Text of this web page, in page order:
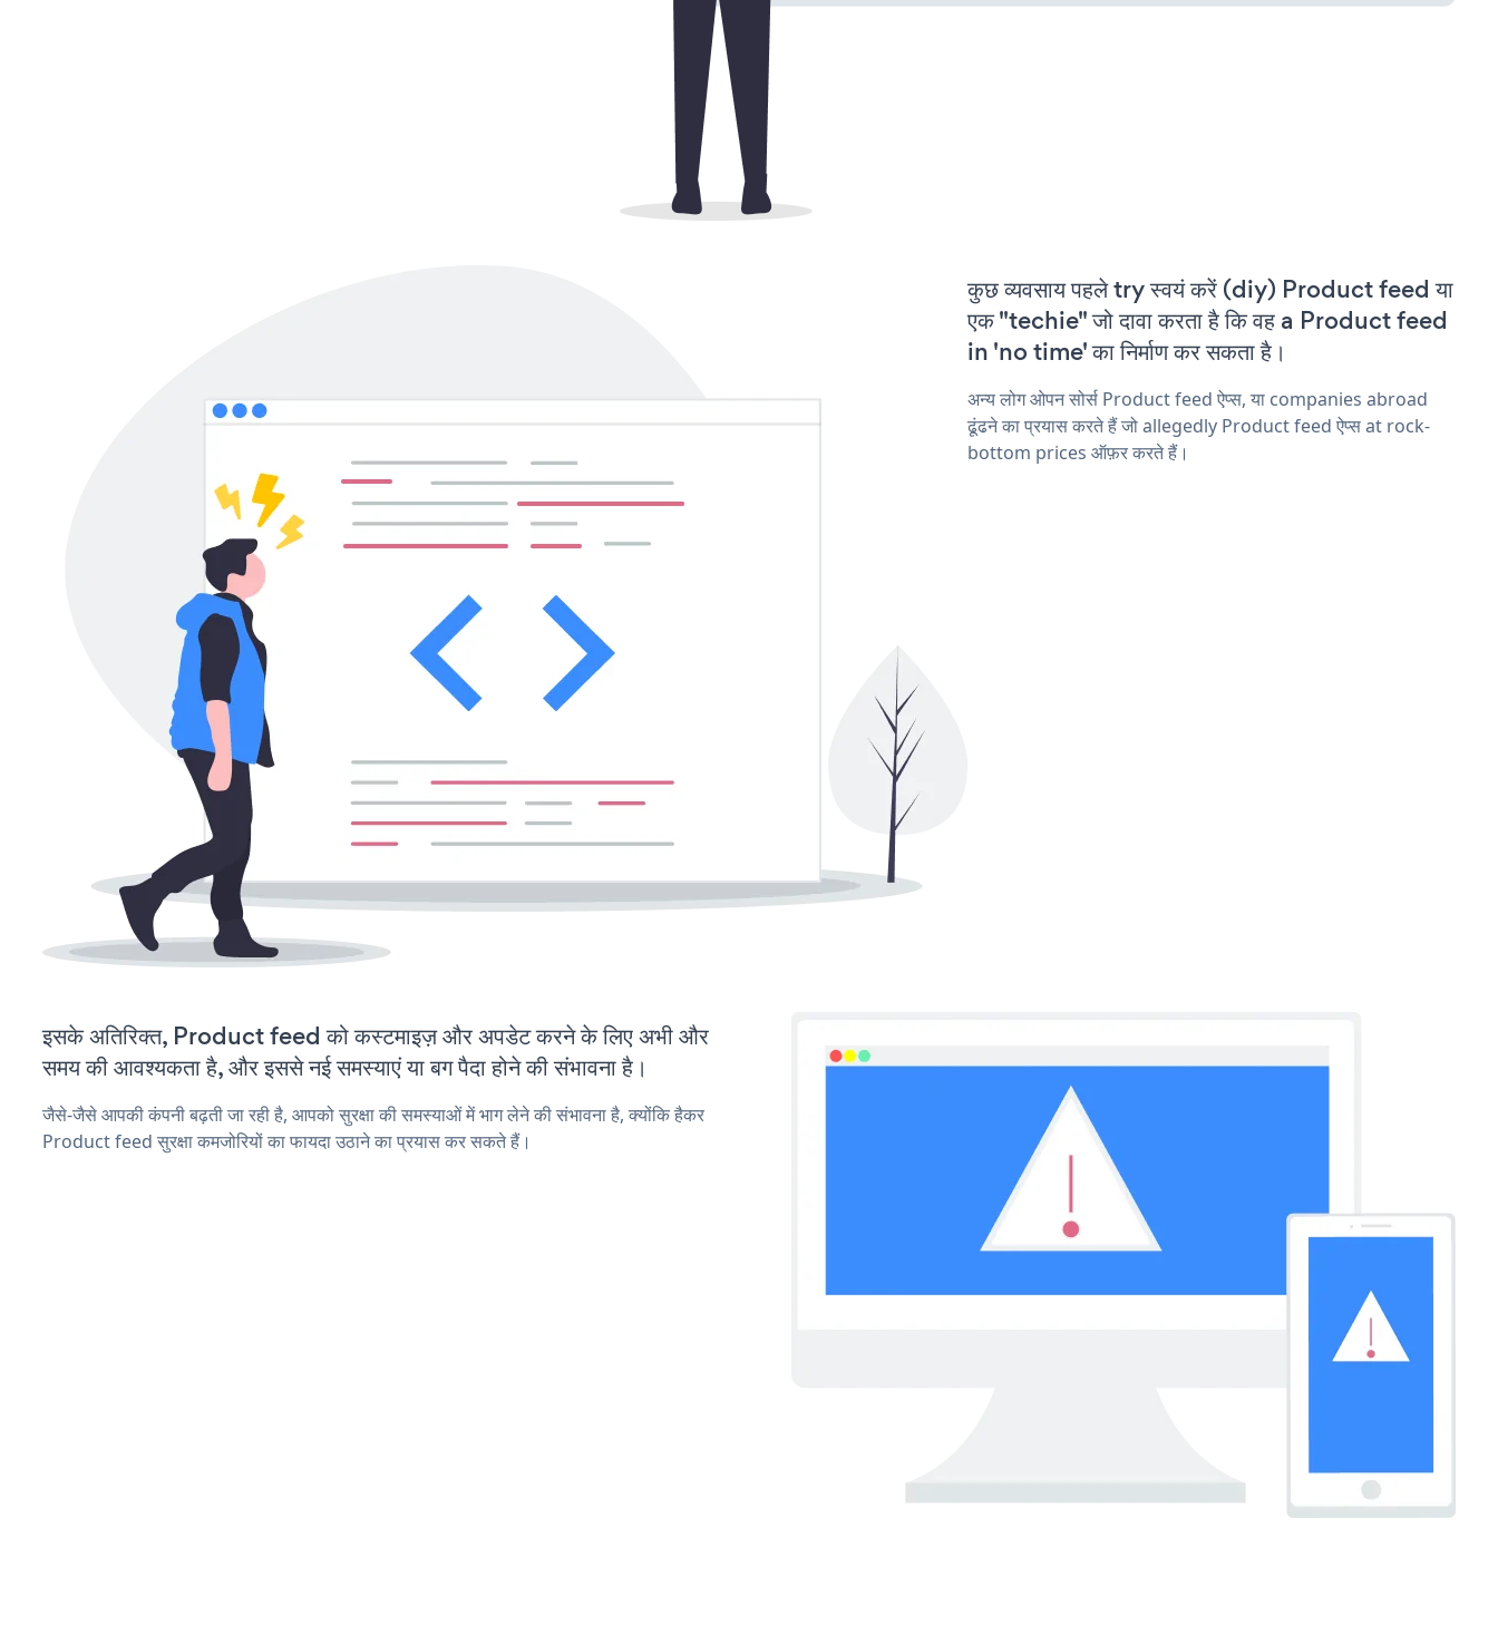
कुछ व्यवसाय पहले try स्वयं करें (diy) Product feed या
एक "techie" जो दावा करता है कि वह a Product feed
in 'no time' का निर्माण कर सकता है।
अन्य लोग ओपन सोर्स Product feed ऐप्स, या companies abroad
ढूंढने का प्रयास करते हैं जो allegedly Product feed ऐप्स at rock-
bottom prices ऑफ़र करते हैं।
इसके अतिरिक्त, Product feed को कस्टमाइज़ और अपडेट करने के लिए अभी और
समय की आवश्यकता है, और इससे नई समस्याएं या बग पैदा होने की संभावना है।
जैसे-जैसे आपकी कंपनी बढ़ती जा रही है, आपको सुरक्षा की समस्याओं में भाग लेने की संभावना है, क्योंकि हैकर
Product feed सुरक्षा कमजोरियों का फायदा उठाने का प्रयास कर सकते हैं।